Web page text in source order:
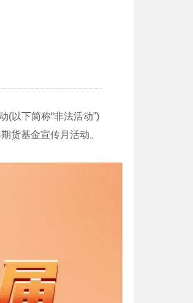
(以下简称“非法活动”)
货基金宣传月 活动。